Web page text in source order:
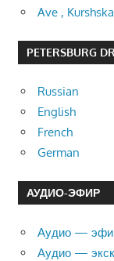
Ave ,
PETERSBURG
Russian
English
French
German
АУДИО-ЭФИР
Аудио —
Аудио —